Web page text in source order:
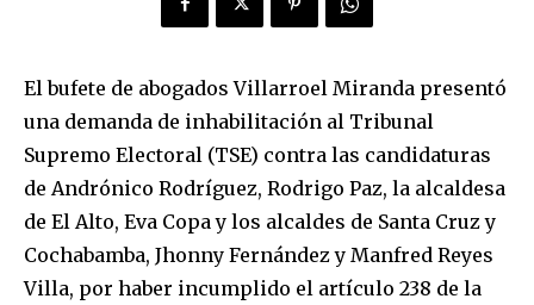
El bufete de abogados Villarroel Miranda presentó
una demanda de inhabilitación al Tribunal
Supremo Electoral (TSE) contra las candidaturas
de Andrónico Rodríguez, Rodrigo Paz, la alcaldesa
de El Alto, Eva Copa y los alcaldes de Santa Cruz y
Cochabamba, Jhonny Fernández y Manfred Reyes
Villa, por haber incumplido el artículo 238 de la